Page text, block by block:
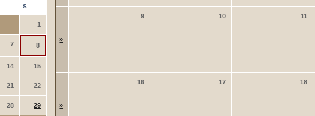
S
1
7 8
14 15
21 22
28 29
»
9 10 11
»
16 17 18